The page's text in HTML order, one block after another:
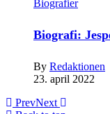
Biografier
Biografi:
By Redaktionen
23. april 2022
PrevNext